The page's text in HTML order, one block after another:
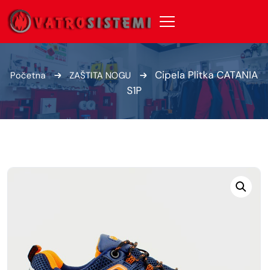
Početna ZAŠTITA NOGU
Cipela Plitka CATANIA
S1P